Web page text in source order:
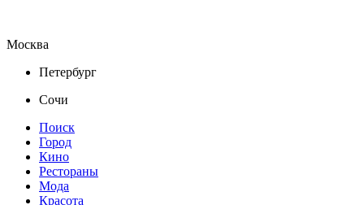
Москва
Петербург
Сочи
Поиск
Город
Кино
Рестораны
Мода
Красота